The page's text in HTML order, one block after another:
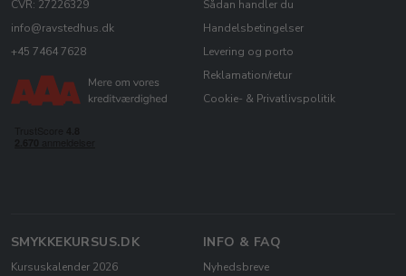
CVR: 27226329
info@ravstedhus.dk
+45 7464 7628
Sådan handler du
Handelsbetingelser
Levering og porto
Reklamation/retur
Cookie- & Privatlivspolitik
SMYKKEKURSUS.DK
Kursuskalender 2026
INFO & FAQ
Nyhedsbreve